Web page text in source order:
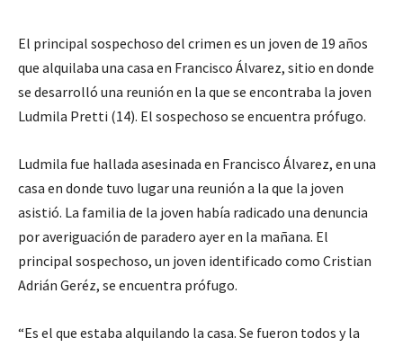
El principal sospechoso del crimen es un joven de 19 años
que alquilaba una casa en Francisco Álvarez, sitio en donde
se desarrolló una reunión en la que se encontraba la joven
Ludmila Pretti (14). El sospechoso se encuentra prófugo.
Ludmila fue hallada asesinada en Francisco Álvarez, en una
casa en donde tuvo lugar una reunión a la que la joven
asistió. La familia de la joven había radicado una denuncia
por averiguación de paradero ayer en la mañana. El
principal sospechoso, un joven identificado como Cristian
Adrián Geréz, se encuentra prófugo.
“Es el que estaba alquilando la casa. Se fueron todos y la